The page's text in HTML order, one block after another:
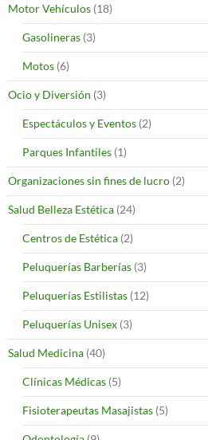
Motor Vehículos (18)
Gasolineras (3)
Motos (6)
Ocio y Diversión (3)
Espectáculos y Eventos (2)
Parques Infantiles (1)
Organizaciones sin fines de lucro (2)
Salud Belleza Estética (24)
Centros de Estética (2)
Peluquerías Barberías (3)
Peluquerías Estilistas (12)
Peluquerías Unisex (3)
Salud Medicina (40)
Clínicas Médicas (5)
Fisioterapeutas Masajistas (5)